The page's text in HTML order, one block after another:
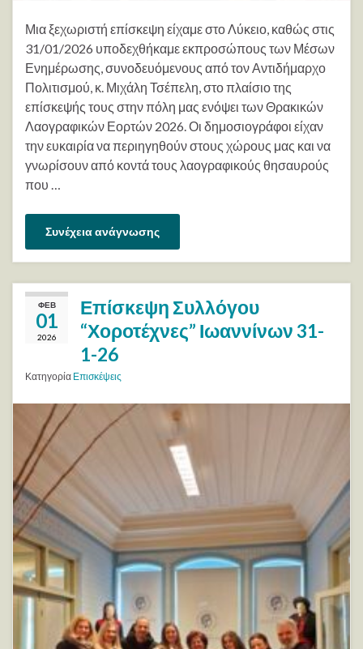
Μια ξεχωριστή επίσκεψη είχαμε στο Λύκειο, καθώς στις
31/01/2026 υποδεχθήκαμε εκπροσώπους των Μέσων
Ενημέρωσης, συνοδευόμενους από τον Αντιδήμαρχο
Πολιτισμού, κ. Μιχάλη Τσέπελη, στο πλαίσιο της
επίσκεψής τους στην πόλη μας ενόψει των Θρακικών
Λαογραφικών Εορτών 2026. Οι δημοσιογράφοι είχαν
την ευκαιρία να περιηγηθούν στους χώρους μας και να
γνωρίσουν από κοντά τους λαογραφικούς θησαυρούς
που …
Συνέχεια ανάγνωσης
ΦΕΒ
01
2026
Επίσκεψη Συλλόγου
“Χοροτέχνες” Ιωαννίνων 31-
1-26
Κατηγορία Επισκέψεις